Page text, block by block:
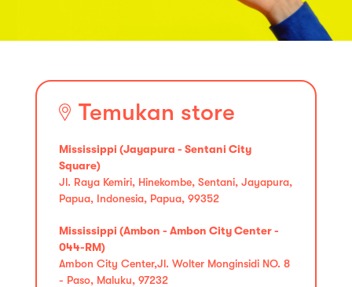
Temukan store
Mississippi (Jayapura - Sentani City
Square)
Jl. Raya Kemiri, Hinekombe, Sentani, Jayapura,
Papua, Indonesia, Papua, 99352
Mississippi (Ambon - Ambon City Center -
044-RM)
Ambon City Center,Jl. Wolter Monginsidi NO. 8
- Paso, Maluku, 97232